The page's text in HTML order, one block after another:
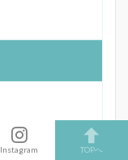
Instagram TOPへ